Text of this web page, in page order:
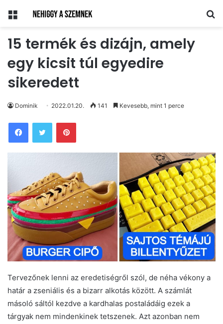
Menü
15 termék és dizájn, amely
egy kicsit túl egyedire
sikeredett
Dominik 2022.01.20. 141 Kevesebb, mint 1 perce
Pinterest
Tervezőnek lenni az eredetiségről szól, de néha vékony a
határ a zseniális és a bizarr alkotás között. A számlát
másoló sáltól kezdve a kardhalas postaládáig ezek a
tárgyak nem mindenkinek tetszenek. Azt azonban nem